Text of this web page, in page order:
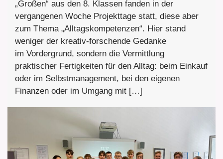
„Großen“ aus den 8. Klassen fanden in der
vergangenen Woche Projekttage statt, diese aber
zum Thema „Alltagskompetenzen“. Hier stand
weniger der kreativ-forschende Gedanke
im Vordergrund, sondern die Vermittlung
praktischer Fertigkeiten für den Alltag: beim Einkauf
oder im Selbstmanagement, bei den eigenen
Finanzen oder im Umgang mit […]